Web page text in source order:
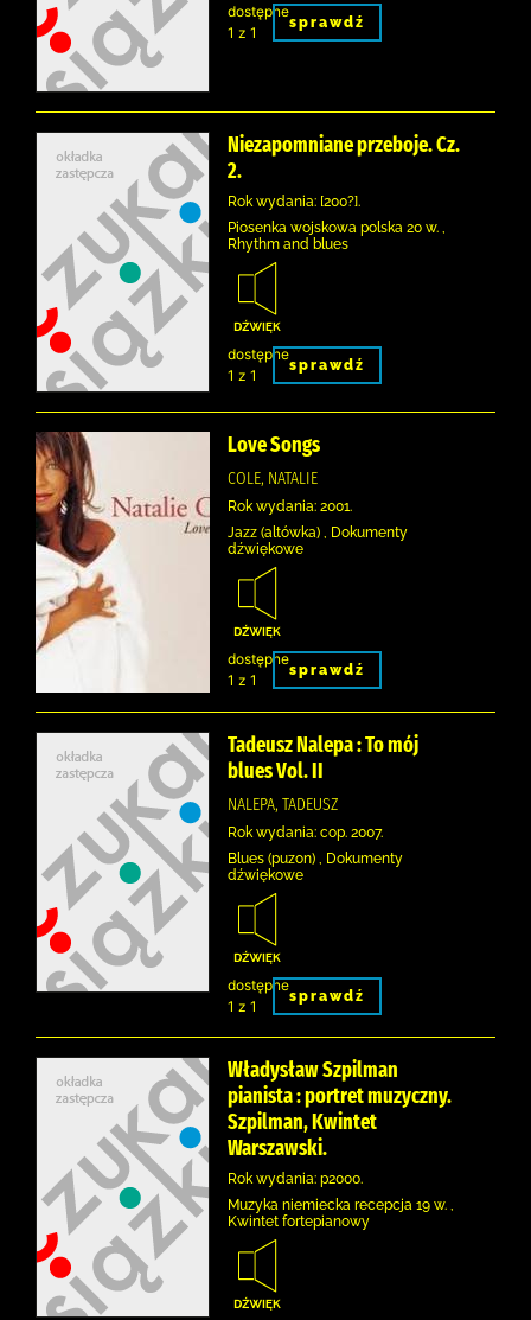
dostępne
1 z 1
sprawdź
Niezapomniane przeboje. Cz.
2.
Rok wydania: [200?].
Piosenka wojskowa polska 20 w. ,
Rhythm and blues
dostępne
1 z 1
sprawdź
Love Songs
COLE, NATALIE
Rok wydania: 2001.
Jazz (altówka) , Dokumenty
dźwiękowe
dostępne
1 z 1
sprawdź
Tadeusz Nalepa : To mój
blues Vol. II
NALEPA, TADEUSZ
Rok wydania: cop. 2007.
Blues (puzon) , Dokumenty
dźwiękowe
dostępne
1 z 1
sprawdź
Władysław Szpilman
pianista : portret muzyczny.
Szpilman, Kwintet
Warszawski.
Rok wydania: p2000.
Muzyka niemiecka recepcja 19 w. ,
Kwintet fortepianowy